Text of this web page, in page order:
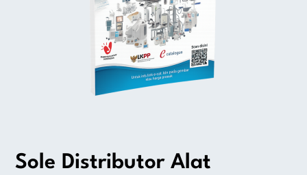
Sole Distributor Alat